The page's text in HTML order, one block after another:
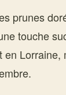
prunes
touche
en